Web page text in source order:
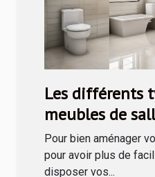
Les différents
meubles de
Pour bien aménager
pour avoir plus de
disposer vos...